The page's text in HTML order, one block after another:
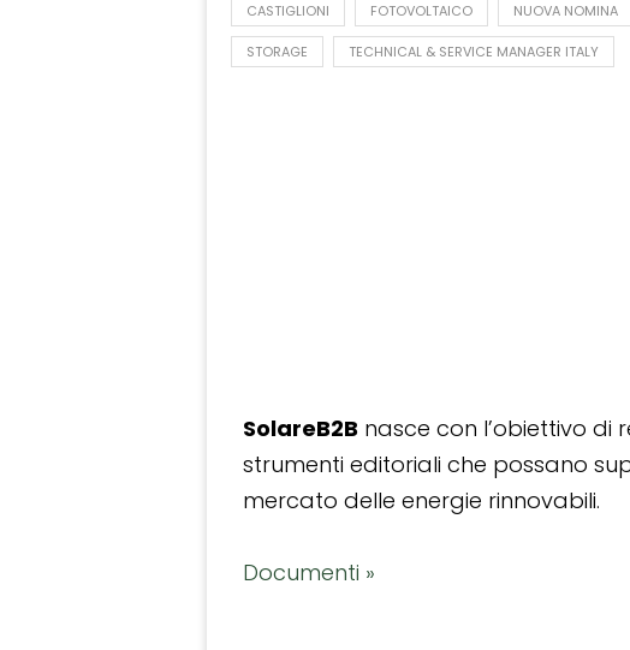
CASTIGLIONI FOTOVOLTAICO NUOVA NOMINA
STORAGE TECHNICAL & SERVICE MANAGER ITALY
SolareB2B nasce con l’obiettivo di
strumenti editoriali che possano
mercato delle energie rinnovabili.
Documenti »